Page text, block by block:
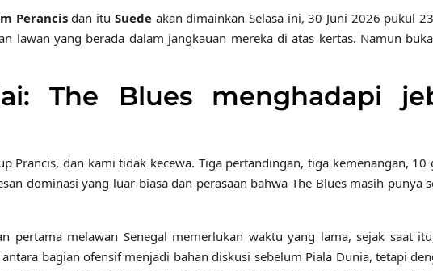
Perancisdan itu Suedeakan dimainkan Selasa ini, 30 Juni 2026 pukul
lawan yang berada dalam jangkauan mereka di atas kertas. Namun
The Blues menghadapi
Prancis, dan kami tidak kecewa. Tiga pertandingan, tiga kemenangan,
dominasi yang luar biasa dan perasaan bahwa The Blues masih punya
pertama melawan Senegal memerlukan waktu yang lama, sejak saat
bagian ofensif menjadi bahan diskusi sebelum Piala Dunia, tetapi